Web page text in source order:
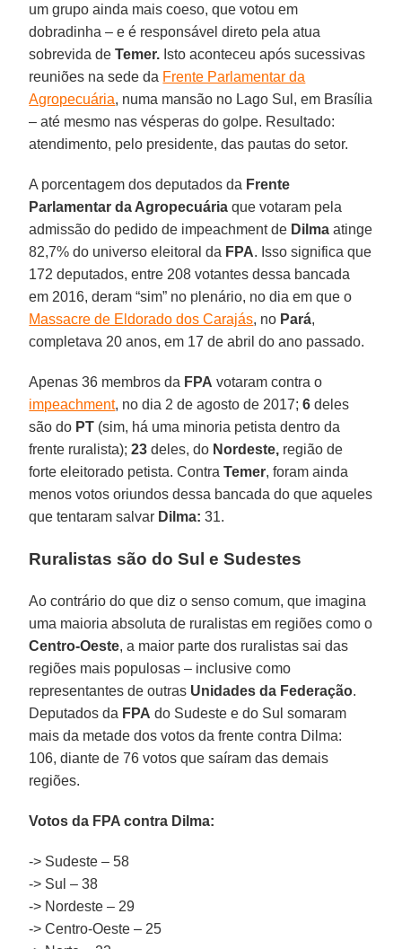
um grupo ainda mais coeso, que votou em
dobradinha – e é responsável direto pela atua
sobrevida deTemer. Isto aconteceu após sucessivas
reuniões na sede da Frente Parlamentar da
Agropecuária, numa mansão no Lago Sul, em Brasília
– até mesmo nas vésperas do golpe. Resultado:
atendimento, pelo presidente, das pautas do setor.
A porcentagem dos deputados da Frente
Parlamentar da Agropecuária que votaram pela
admissão do pedido de impeachment de Dilma atinge
82,7% do universo eleitoral da FPA. Isso significa que
172 deputados, entre 208 votantes dessa bancada
em 2016, deram “sim” no plenário, no dia em que o
Massacre de Eldorado dos Carajás, no Pará,
completava 20 anos, em 17 de abril do ano passado.
Apenas 36 membros da FPA votaram contra o
impeachment, no dia 2 de agosto de 2017;6 deles
são do PT (sim, há uma minoria petista dentro da
frente ruralista);23 deles, do Nordeste, região de
forte eleitorado petista. ContraTemer, foram ainda
menos votos oriundos dessa bancada do que aqueles
que tentaram salvar Dilma: 31.
Ruralistas são do Sul e Sudestes
Ao contrário do que diz o senso comum, que imagina
uma maioria absoluta de ruralistas em regiões como o
Centro-Oeste, a maior parte dos ruralistas sai das
regiões mais populosas – inclusive como
representantes de outras Unidades da Federação.
Deputados da FPA do Sudeste e do Sul somaram
mais da metade dos votos da frente contra Dilma:
106, diante de 76 votos que saíram das demais
regiões.
Votos da FPA contra Dilma:
-> Sudeste – 58
-> Sul – 38
-> Nordeste – 29
-> Centro-Oeste – 25